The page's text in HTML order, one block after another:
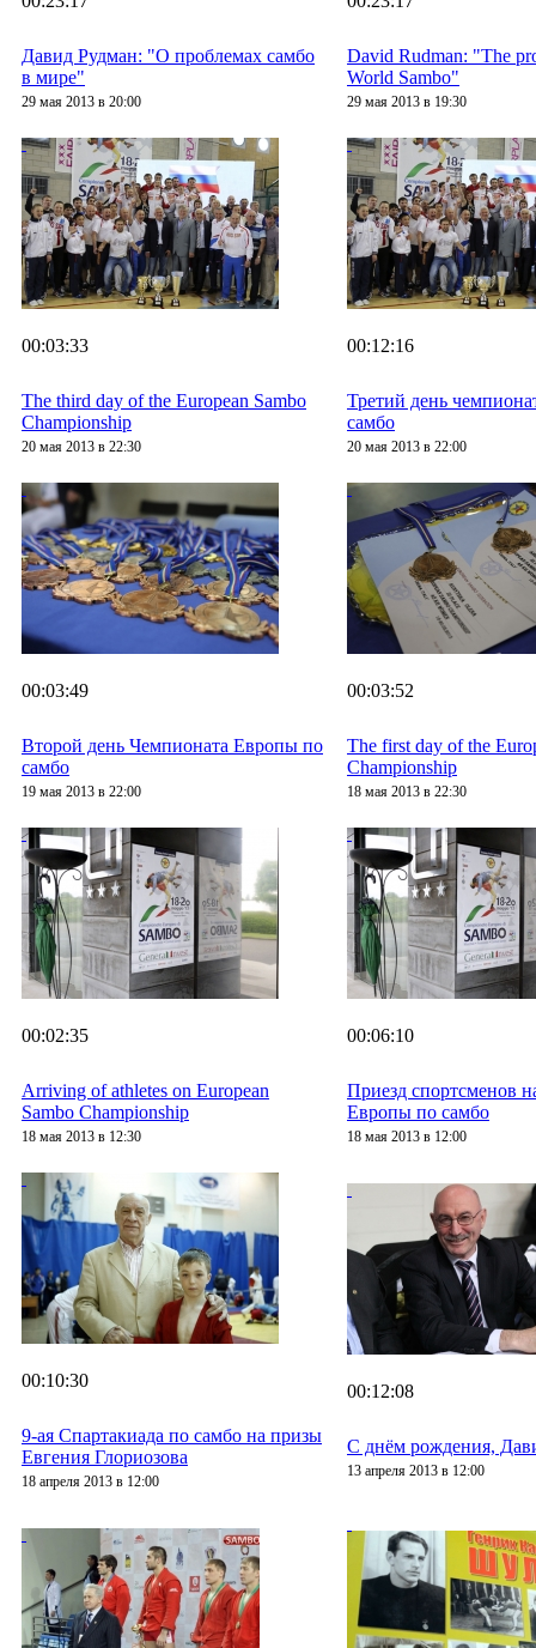
Давид Рудман: "О проблемах самбо
в мире"
29 мая 2013 в 20:00
David Rudman: "The
World Sambo"
29 мая 2013 в 19:30
00:03:33
The third day of the European Sambo
Championship
20 мая 2013 в 22:30
00:12:16
Третий день
самбо
20 мая 2013 в 22:00
00:03:49
Второй день Чемпионата Европы по
самбо
19 мая 2013 в 22:00
00:03:52
The first day of the
Championship
18 мая 2013 в 22:30
00:02:35
Arriving of athletes on European
Sambo Championship
18 мая 2013 в 12:30
00:06:10
Приезд спортсменов
Европы по самбо
18 мая 2013 в 12:00
00:10:30
9-ая Спартакиада по самбо на призы
Евгения Глориозова
18 апреля 2013 в 12:00
00:12:08
С днём рождения,
13 апреля 2013 в 12:00